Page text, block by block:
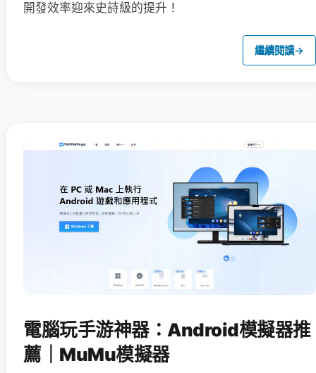
開發效率迎來史詩級的提升！
繼續閱讀→
電腦玩手游神器：Android模擬器推
薦｜MuMu模擬器